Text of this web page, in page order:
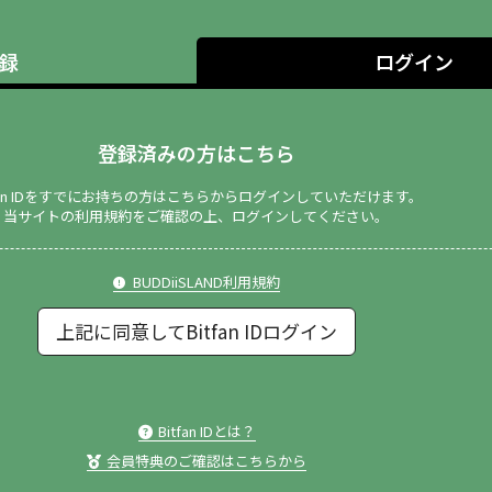
ログイン
登録済みの方はこちら
IDをすでにお持ちの方はこちらからログインしていただけます。
当サイトの利用規約をご確認の上、ログインしてください。
BUDDiiSLAND利用規約
上記に同意してBitfan IDログイン
Bitfan IDとは？
会員特典のご確認はこちらから